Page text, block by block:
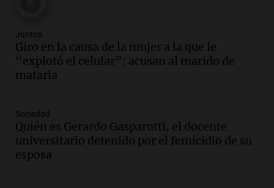
Audio.
Miguel de Tucumán solicitará informe
tras explosión mortal en edificio
Panorama Federal
Audio.
Miguel de Tucumán pide informe tras
explosión en edificio de Montiagudo
Panorama Federal
Juntos
Giro en la causa de la mujer a la que le
“explotó el celular”: acusan al marido de
matarla
Sociedad
Quién es Gerardo Gasparutti, el docente
universitario detenido por el femicidio de su
esposa